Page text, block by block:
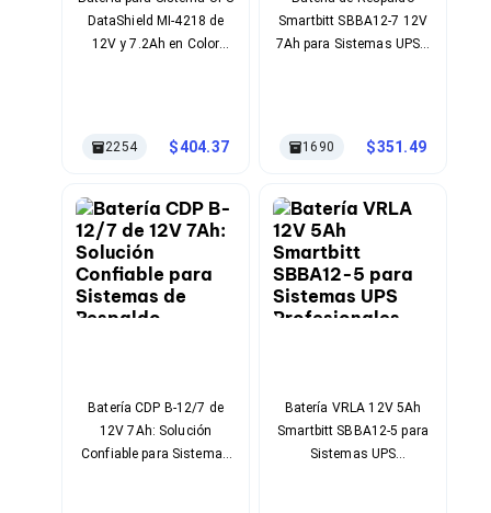
Cables Coaxiales
Accesorios para Cables
Herramientas para Cables
Pinzas Ponchadoras
Cortadoras de Cable
Protectores para Cables
Cables para Impresoras
Cableado Estructurado
Sujetadores de Cables
Adaptadores PC USB
Adaptadores PC Serial
Adaptadores PC SATA
Adaptadores PC IDE
DataShield MI-4218 de
12V y 7.2Ah en Color
2254 404.37
Smartbitt SBBA12-7 12V
7Ah para Sistemas UPS y
1690 351.49
Batería CDP B-12/7 de
12V 7Ah: Solución
Confiable para Sistemas
Batería VRLA 12V 5Ah
Smartbitt SBBA12-5 para
Sistemas UPS